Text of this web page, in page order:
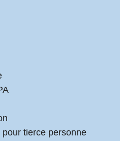
tierce personne